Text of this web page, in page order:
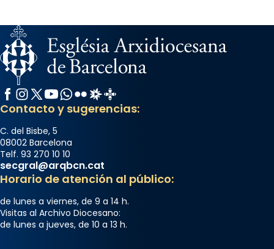
Facebook
Instagram
X / Twitter
YouTube
WhatsApp
FlickrRadio Estel
Catalunya Cristiana
Contacto y sugerencias:
C. del Bisbe, 5
08002 Barcelona
Telf. 93 270 10 10
secgral@arqbcn.cat
Horario de atención al público:
de lunes a viernes, de 9 a 14 h.
Visitas al Archivo Diocesano:
de lunes a jueves, de 10 a 13 h.